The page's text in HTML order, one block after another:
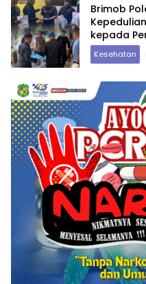
Brimob
kepada
Kesehatan